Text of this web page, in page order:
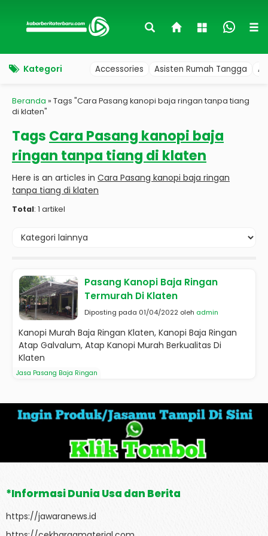
Kategori Accessories Asisten Rumah Tangga
Beranda » Tags "Cara Pasang kanopi baja ringan tanpa tiang
di klaten"
Tags Cara Pasang kanopi baja
ringan tanpa tiang di klaten
Here is an articles in Cara Pasang kanopi baja ringan
tanpa tiang di klaten
Total: 1 artikel
Pasang Kanopi Baja Ringan
Termurah Di Klaten
Diposting pada 01/04/2022 oleh admin
Kanopi Murah Baja Ringan Klaten, Kanopi Baja Ringan
Atap Galvalum, Atap Kanopi Murah Berkualitas Di
Klaten
Jasa Pasang Baja Ringan
*Informasi Dunia Usa dan Berita
https://jawaranews.id